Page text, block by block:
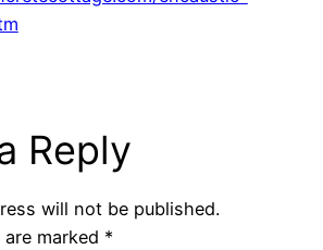
Reply
will not be published.
marked *